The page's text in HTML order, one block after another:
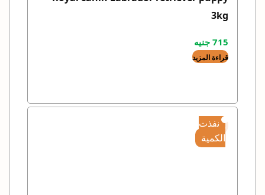
3kg
715 جنيه
قراءة المزيد
نفذت
الكمية